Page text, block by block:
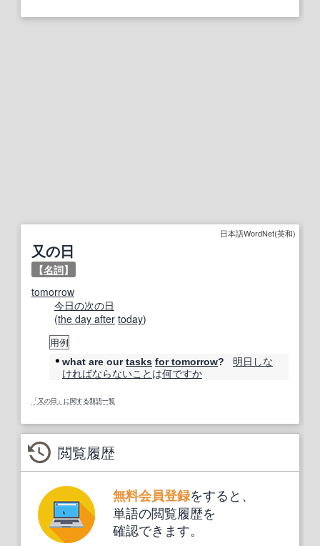
日本語WordNet(英和)
又の日
【名詞】
tomorrow
今日の次の日
(the day after today)
用例
what are ourtasks for tomorrow? 明日 しな
ければならないこと は何ですか
「又の日」に関する類語一覧
閲覧履歴
無料会員登録をすると、
単語の閲覧履歴を
確認できます。